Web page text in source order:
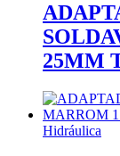
25MM
Hidráulica